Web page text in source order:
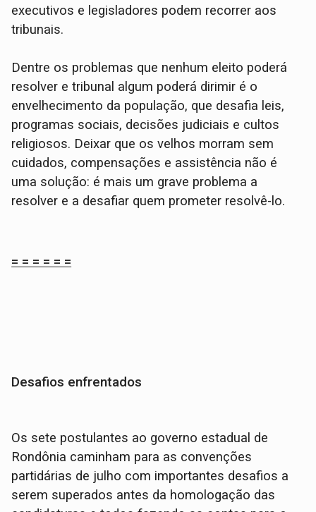
executivos e legisladores podem recorrer aos
tribunais.
Dentre os problemas que nenhum eleito poderá
resolver e tribunal algum poderá dirimir é o
envelhecimento da população, que desafia leis,
programas sociais, decisões judiciais e cultos
religiosos. Deixar que os velhos morram sem
cuidados, compensações e assistência não é
uma solução: é mais um grave problema a
resolver e a desafiar quem prometer resolvê-lo.
= = = = = =
Desafios enfrentados
Os sete postulantes ao governo estadual de
Rondônia caminham para as convenções
partidárias de julho com importantes desafios a
serem superados antes da homologação das